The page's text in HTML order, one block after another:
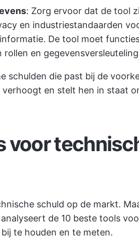
: Zorg ervoor dat de tool
en industriestandaarden
De tool moet
en gegevensversleuteling
schulden die past bij de
verhoogt en stelt hen in staat
voor
schuld op de markt.
de 10 beste tools
te houden en te meten.